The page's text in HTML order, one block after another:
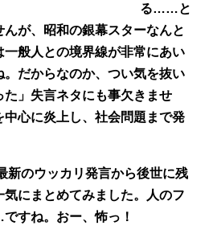
る……と
が、昭和の銀幕スターなんと
般人との境界線が非常にあい
。だからなのか、つい気を抜い
」失言ネタにも事欠きませ
中心に炎上し、社会問題まで発
新のウッカリ発言から後世に残
気にまとめてみました。人のフ
すね。おー、怖っ！